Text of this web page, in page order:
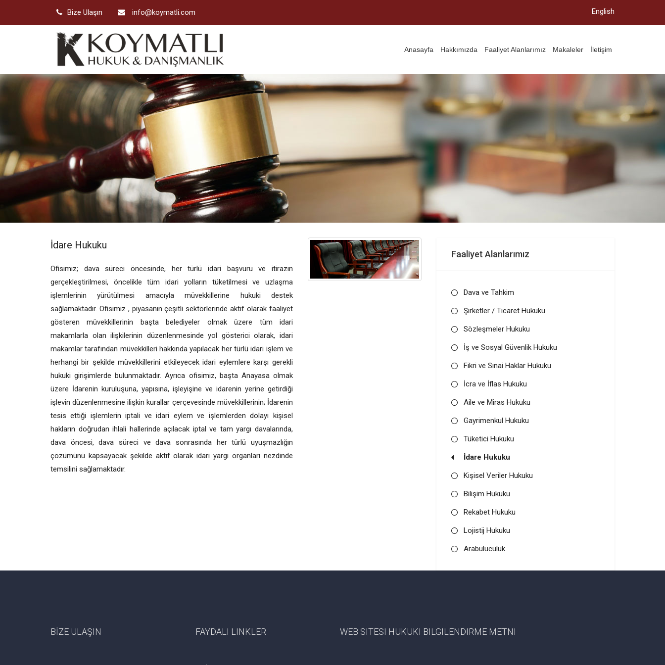
Bize Ulaşın info@koymatli.com English
Anasayfa Hakkımızda Faaliyet Alanlarımız Makaleler İletişim
İdare Hukuku
Ofisimiz; dava süreci öncesinde, her türlü idari başvuru ve itirazın
gerçekleştirilmesi, öncelikle tüm idari yolların tüketilmesi ve uzlaşma
işlemlerinin yürütülmesi amacıyla müvekkillerine hukuki destek
sağlamaktadır. Ofisimiz , piyasanın çeşitli sektörlerinde aktif olarak faaliyet
gösteren müvekkillerinin başta belediyeler olmak üzere tüm idari
makamlarla olan ilişkilerinin düzenlenmesinde yol gösterici olarak, idari
makamlar tarafından müvekkilleri hakkında yapılacak her türlü idari işlem ve
herhangi bir şekilde müvekkillerini etkileyecek idari eylemlere karşı gerekli
hukuki girişimlerde bulunmaktadır. Ayrıca ofisimiz, başta Anayasa olmak
üzere İdarenin kuruluşuna, yapısına, işleyişine ve idarenin yerine getirdiği
işlevin düzenlenmesine ilişkin kurallar çerçevesinde müvekkillerinin; İdarenin
tesis ettiği işlemlerin iptali ve idari eylem ve işlemlerden dolayı kişisel
hakların doğrudan ihlali hallerinde açılacak iptal ve tam yargı davalarında,
dava öncesi, dava süreci ve dava sonrasında her türlü uyuşmazlığın
çözümünü kapsayacak şekilde aktif olarak idari yargı organları nezdinde
temsilini sağlamaktadır.
Faaliyet Alanlarımız
Dava ve Tahkim
Şirketler / Ticaret Hukuku
Sözleşmeler Hukuku
İş ve Sosyal Güvenlik Hukuku
Fikri ve Sınai Haklar Hukuku
İcra ve İflas Hukuku
Aile ve Miras Hukuku
Gayrimenkul Hukuku
Tüketici Hukuku
İdare Hukuku
Kişisel Veriler Hukuku
Bilişim Hukuku
Rekabet Hukuku
Lojistij Hukuku
Arabuluculuk
BİZE ULAŞIN FAYDALI LINKLER WEB SITESI HUKUKI BILGILENDIRME METNI